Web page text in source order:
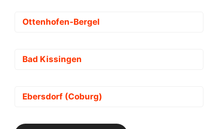
Ottenhofen-Bergel
Bad Kissingen
Ebersdorf (Coburg)